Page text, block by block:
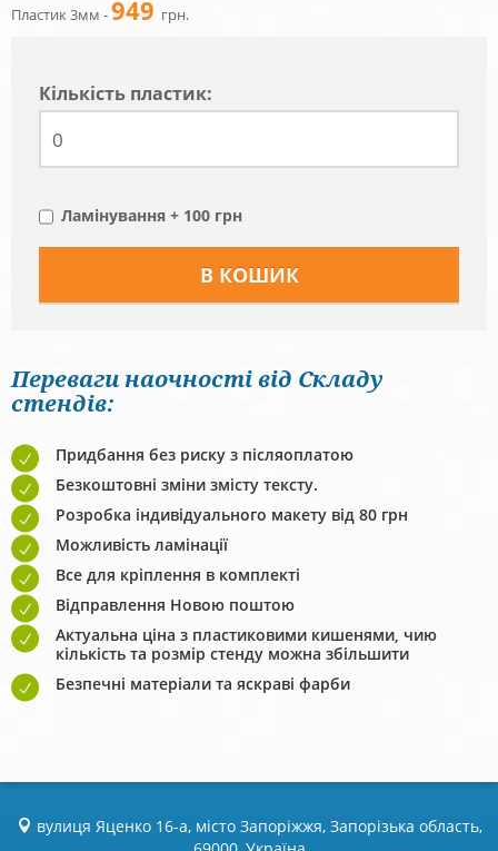
Пластик 3мм -949 грн.
Кiлькiсть пластик:
Ламінування + 100 грн
Переваги наочності від Складу
стендів:
Придбання без риску з післяоплатою
Безкоштовні зміни змісту тексту.
Розробка індивідуального макету від 80 грн
Можливість ламінації
Все для кріплення в комплекті
Відправлення Новою поштою
Актуальна ціна з пластиковими кишенями, чию
кількість та розмір стенду можна збільшити
Безпечні матеріали та яскраві фарби
вулиця Яценко 16-а, місто Запоріжжя, Запорізька область,